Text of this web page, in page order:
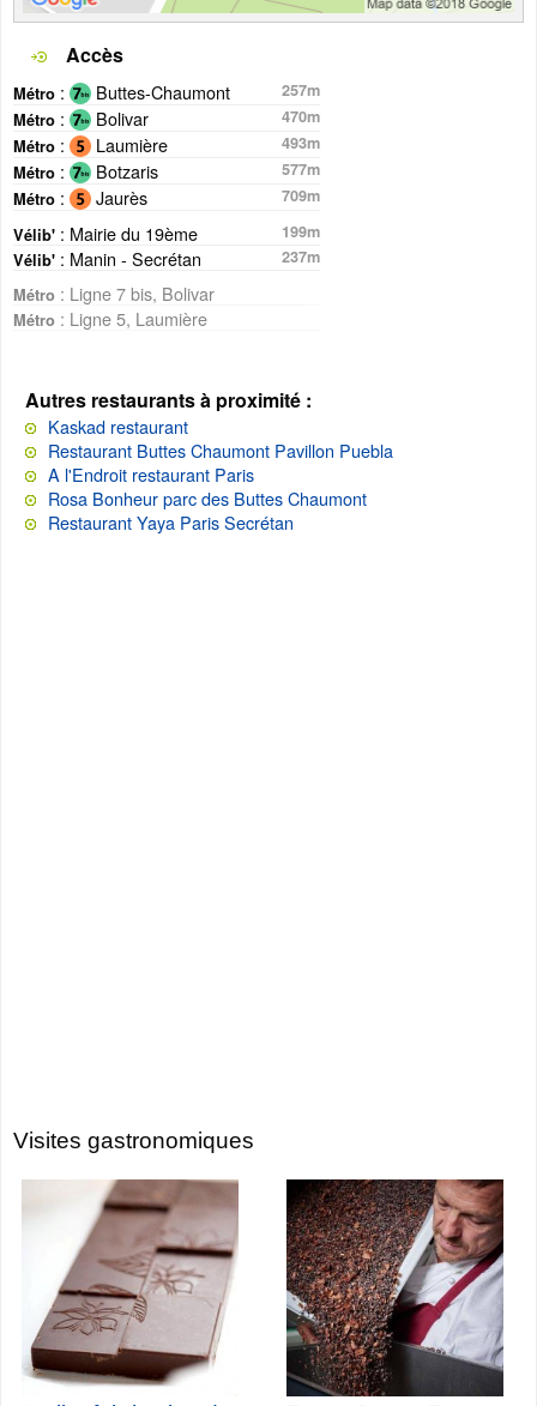
Accès
Métro : Buttes-Chaumont
257m
Métro : Bolivar
470m
Métro : Laumière
493m
Métro : Botzaris
577m
Métro : Jaurès
709m
Vélib' : Mairie du 19ème
199m
Vélib' : Manin - Secrétan
237m
Métro : Ligne 7 bis, Bolivar
Métro : Ligne 5, Laumière
Autres restaurants à proximité :
Kaskad restaurant
Restaurant Buttes Chaumont Pavillon Puebla
A l'Endroit restaurant Paris
Rosa Bonheur parc des Buttes Chaumont
Restaurant Yaya Paris Secrétan
Visites gastronomiques